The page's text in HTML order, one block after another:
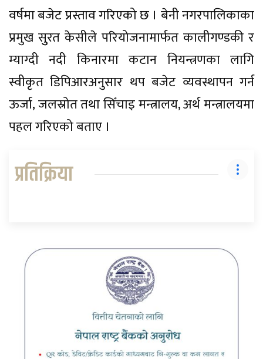
वर्षमा बजेट प्रस्ताव गरिएको छ । बेनी नगरपालिकाका
प्रमुख सुुरत केसीले परियोजनामार्फत कालीगण्डकी र
म्याग्दी नदी किनारमा कटान नियन्त्रणका लागि
स्वीकृत डिपिआरअनुसार थप बजेट व्यवस्थापन गर्न
ऊर्जा, जलस्रोत तथा सिँचाइ मन्त्रालय, अर्थ मन्त्रालयमा
पहल गरिएको बताए ।
प्रतिक्रिया